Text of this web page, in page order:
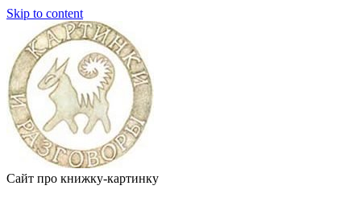
Skip to content
Сайт про книжку-картинку